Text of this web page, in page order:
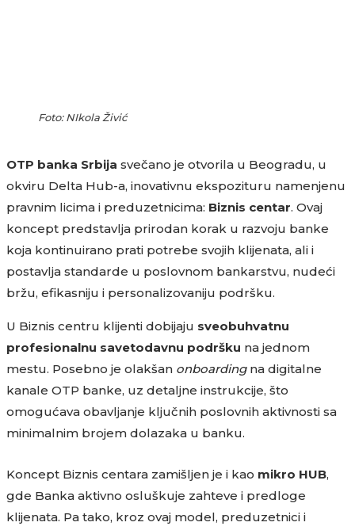
Foto: NIkola Živić
OTP banka Srbija svečano je otvorila u Beogradu, u
okviru Delta Hub-a, inovativnu ekspozituru namenjenu
pravnim licima i preduzetnicima: Biznis centar. Ovaj
koncept predstavlja prirodan korak u razvoju banke
koja kontinuirano prati potrebe svojih klijenata, ali i
postavlja standarde u poslovnom bankarstvu, nudeći
bržu, efikasniju i personalizovaniju podršku.
U Biznis centru klijenti dobijaju sveobuhvatnu
profesionalnu savetodavnu podršku na jednom
mestu. Posebno je olakšan onboardingna digitalne
kanale OTP banke, uz detaljne instrukcije, što
omogućava obavljanje ključnih poslovnih aktivnosti sa
minimalnim brojem dolazaka u banku.
Koncept Biznis centara zamišljen je i kao mikro HUB,
gde Banka aktivno osluškuje zahteve i predloge
klijenata. Pa tako, kroz ovaj model, preduzetnici i